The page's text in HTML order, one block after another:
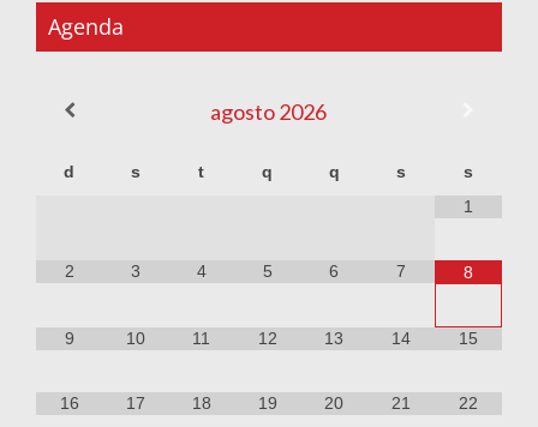
Agenda
agosto2026
d s t q q s
s
1
2 3 4 5 6 7 8
9 10 11 12 13 14 15
16 17 18 19 20 21 22